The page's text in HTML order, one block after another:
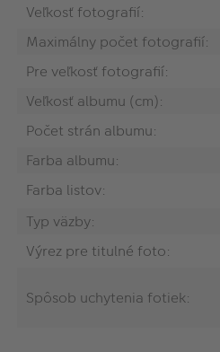
Veľkosť fotografií:
Maximálny počet fotografií:
Pre veľkosť fotografií:
Veľkosť albumu (cm):
Počet strán albumu:
Farba albumu:
Farba listov:
Typ väzby:
Výrez pre titulné foto:
Spôsob uchytenia fotiek: